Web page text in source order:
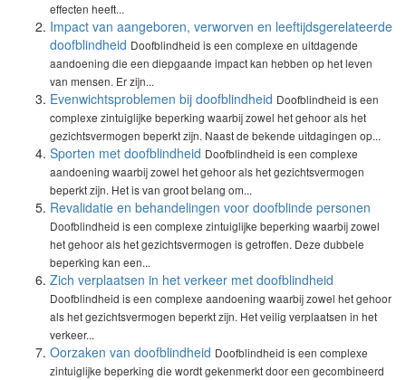
effecten heeft...
Impact van aangeboren, verworven en leeftijdsgerelateerde
doofblindheid Doofblindheid is een complexe en uitdagende
aandoening die een diepgaande impact kan hebben op het leven
van mensen. Er zijn...
Evenwichtsproblemen bij doofblindheid Doofblindheid is een
complexe zintuiglijke beperking waarbij zowel het gehoor als het
gezichtsvermogen beperkt zijn. Naast de bekende uitdagingen op...
Sporten met doofblindheid Doofblindheid is een complexe
aandoening waarbij zowel het gehoor als het gezichtsvermogen
beperkt zijn. Het is van groot belang om...
Revalidatie en behandelingen voor doofblinde personen
Doofblindheid is een complexe zintuiglijke beperking waarbij zowel
het gehoor als het gezichtsvermogen is getroffen. Deze dubbele
beperking kan een...
Zich verplaatsen in het verkeer met doofblindheid
Doofblindheid is een complexe aandoening waarbij zowel het gehoor
als het gezichtsvermogen beperkt zijn. Het veilig verplaatsen in het
verkeer...
Oorzaken van doofblindheid Doofblindheid is een complexe
zintuiglijke beperking die wordt gekenmerkt door een gecombineerd